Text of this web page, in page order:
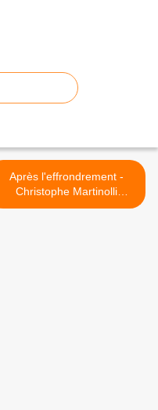
Après l'effrondrement -
Christophe Martinolli
(@Martinolli) >